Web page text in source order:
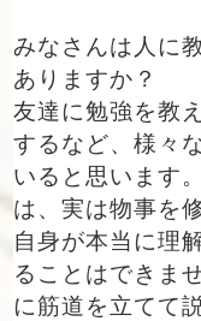
みなさんは人に
ありますか？
友達に勉強を教
するなど、様々
いると思います
は、実は物事を
自身が本当に理
ることはできま
に筋道を立てて